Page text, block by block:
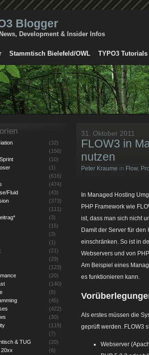
Blogger
Development & Insider Infos
Stammtisch Bielefeld/OWL TYPO3 Tutorials
31. Oktober 2011
FLOW3 in
nutzen
Peter Kraume in Flow,
In Managed Hosting
PHP Framework wie
ist, dass man sich nicht
Damit der Server für
einschränken. So ist in
Webservers und von
Am Beispiel eines
es funktionieren kann.
Als erstes müssen die
geprüft werden. FLOW3
Webserver
(32)
(156)
(10)
(1)
(616)
(474)
Fluid
(43)
(373)
(111)
(3)
(15)
(3)
(1)
(21)
(29)
(123)
(20)
(140)
(8)
(45)
(422)
(30)
(119)
(7)
& TUG
(20)
20xx
(6)